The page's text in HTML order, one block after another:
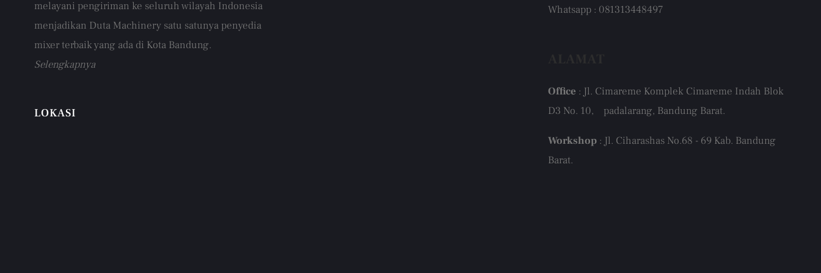
melayani pengiriman ke seluruh wilayah Indonesia
menjadikan Duta Machinery satu satunya penyedia
mixer terbaik yang ada di Kota Bandung.
Selengkapnya
LOKASI
Whatsapp : 081313448497
Office : Jl. Cimareme Komplek Cimareme Indah Blok
D3 No. 10, padalarang, Bandung Barat.
Workshop : Jl. Ciharashas No.68 - 69 Kab. Bandung
Barat.